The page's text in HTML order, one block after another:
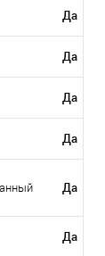
Да
Да
Да
Да
Да
Да